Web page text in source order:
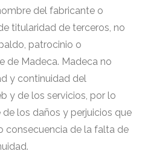
del fabricante o
titularidad de terceros, no
patrocinio o
de Madeca. Madeca no
y continuidad del
y de los servicios, por lo
los daños y perjuicios que
consecuencia de la falta de